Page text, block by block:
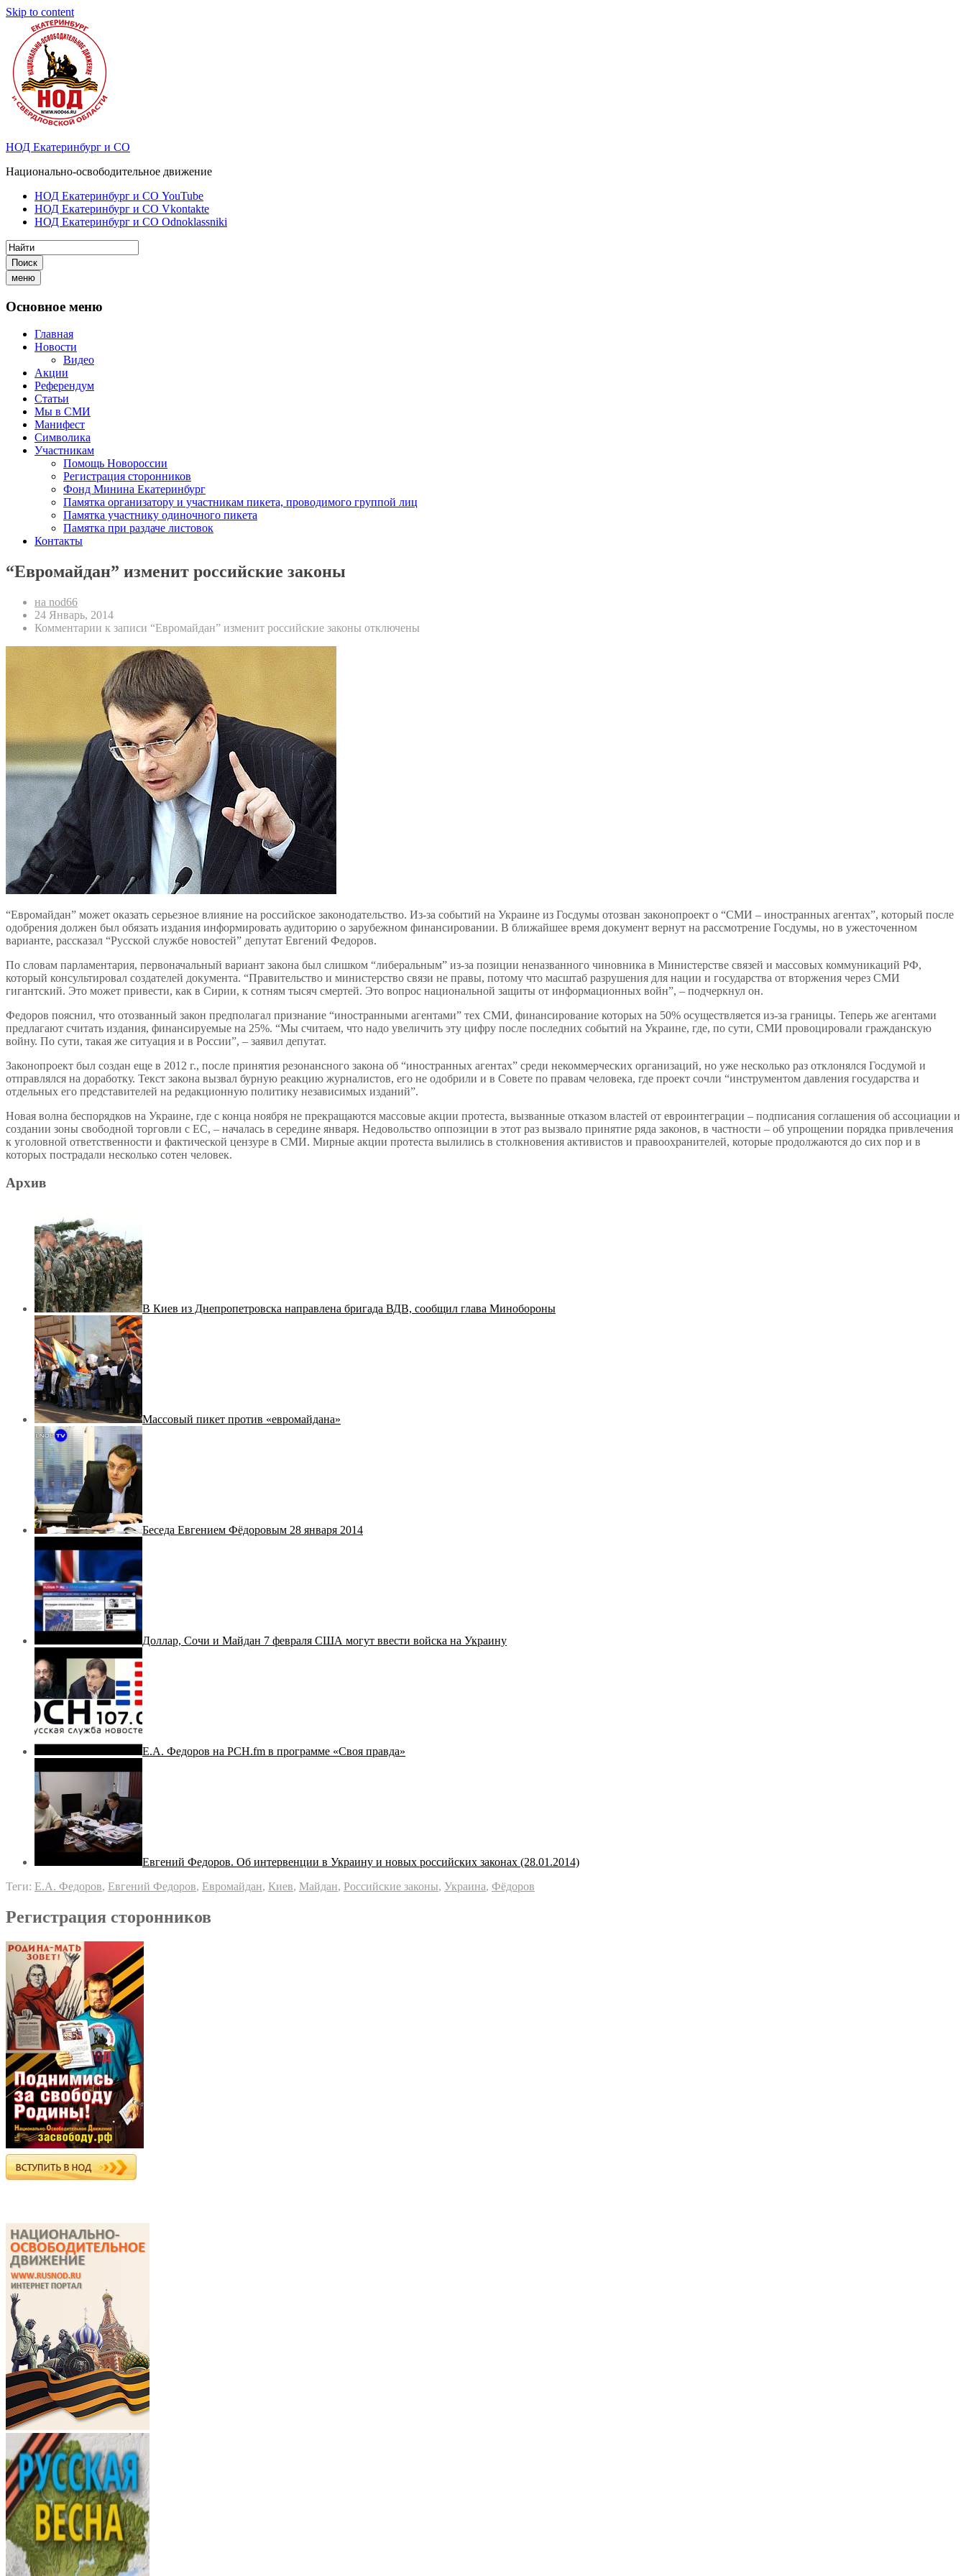
Skip to content
НОД Екатеринбург и СО
Национально-освободительное движение
НОД Екатеринбург и СО YouTube
НОД Екатеринбург и СО Vkontakte
НОД Екатеринбург и СО Odnoklassniki
Поиск
меню
Основное меню
Главная
Новости
Видео
Акции
Референдум
Статьи
Мы в СМИ
Манифест
Символика
Участникам
Помощь Новороссии
Регистрация сторонников
Фонд Минина Екатеринбург
Памятка организатору и участникам пикета, проводимого группой лиц
Памятка участнику одиночного пикета
Памятка при раздаче листовок
Контакты
“Евромайдан” изменит российские законы
на nod66
24 Январь, 2014
Комментарии к записи “Евромайдан” изменит российские законы отключены
“Евромайдан” может оказать серьезное влияние на российское законодательство. Из-за событий на Украине из Госдумы отозван законопроект о “СМИ – иностранных агентах”, который после
одобрения должен был обязать издания информировать аудиторию о зарубежном финансировании. В ближайшее время документ вернут на рассмотрение Госдумы, но в ужесточенном
варианте, рассказал “Русской службе новостей” депутат Евгений Федоров.
По словам парламентария, первоначальный вариант закона был слишком “либеральным” из-за позиции неназванного чиновника в Министерстве связей и массовых коммуникаций РФ,
который консультировал создателей документа. “Правительство и министерство связи не правы, потому что масштаб разрушения для нации и государства от вторжения через СМИ
гигантский. Это может привести, как в Сирии, к сотням тысяч смертей. Это вопрос национальной защиты от информационных войн”, – подчеркнул он.
Федоров пояснил, что отозванный закон предполагал признание “иностранными агентами” тех СМИ, финансирование которых на 50% осуществляется из-за границы. Теперь же агентами
предлагают считать издания, финансируемые на 25%. “Мы считаем, что надо увеличить эту цифру после последних событий на Украине, где, по сути, СМИ провоцировали гражданскую
войну. По сути, такая же ситуация и в России”, – заявил депутат.
Законопроект был создан еще в 2012 г., после принятия резонансного закона об “иностранных агентах” среди некоммерческих организаций, но уже несколько раз отклонялся Госдумой и
отправлялся на доработку. Текст закона вызвал бурную реакцию журналистов, его не одобрили и в Совете по правам человека, где проект сочли “инструментом давления государства и
отдельных его представителей на редакционную политику независимых изданий”.
Новая волна беспорядков на Украине, где с конца ноября не прекращаются массовые акции протеста, вызванные отказом властей от евроинтеграции – подписания соглашения об ассоциации и
создании зоны свободной торговли с ЕС, – началась в середине января. Недовольство оппозиции в этот раз вызвало принятие ряда законов, в частности – об упрощении порядка привлечения
к уголовной ответственности и фактической цензуре в СМИ. Мирные акции протеста вылились в столкновения активистов и правоохранителей, которые продолжаются до сих пор и в
которых пострадали несколько сотен человек.
Архив
В Киев из Днепропетровска направлена бригада ВДВ, сообщил глава Минобороны
Массовый пикет против «евромайдана»
Беседа Евгением Фёдоровым 28 января 2014
Доллар, Сочи и Майдан 7 февраля США могут ввести войска на Украину
Е.А. Федоров на РСН.fm в программе «Своя правда»
Евгений Федоров. Об интервенции в Украину и новых российских законах (28.01.2014)
Теги: Е.А. Федоров, Евгений Федоров, Евромайдан, Киев, Майдан, Российские законы, Украина, Фёдоров
Регистрация сторонников